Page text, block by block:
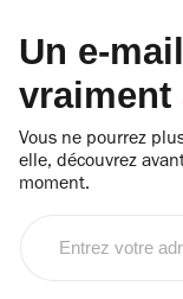
Un e-
vraiment
Vous ne pourrez
elle, découvrez
moment.